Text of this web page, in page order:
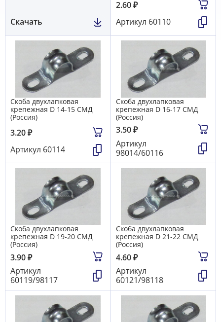
Скачать
2.60₽
Артикул 60110
Скоба двухлапковая
крепежная D 14-15 СМД
(Россия)
3.20₽
Артикул 60114
Скоба двухлапковая
крепежная D 16-17 СМД
(Россия)
3.50₽
Артикул
98014/60116
Скоба двухлапковая
крепежная D 19-20 СМД
(Россия)
3.90₽
Артикул
60119/98117
Скоба двухлапковая
крепежная D 21-22 СМД
(Россия)
4.60₽
Артикул
60121/98118